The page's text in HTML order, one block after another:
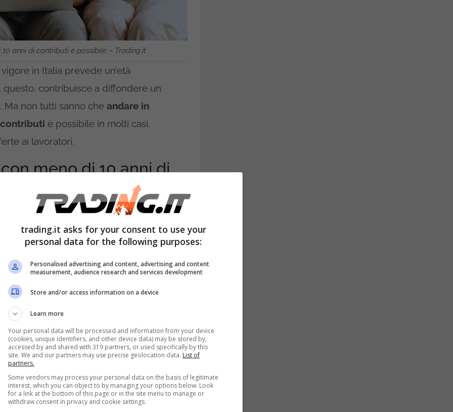
anni di contributi è possibile – Trading.it
in Italia prevede un’età
contribuisce a diffondere un
Ma non tutti sanno che andare in
è possibile in molti casi.
ai lavoratori.
meno di 10 anni di
della possibilità di poter andare in
di contributi maturati. Si tratta di una
politici eletti in Parlamento, per i quali
lotteria. Per i cittadini comuni, infatti,
trading.it asks for your consent to use your
personal data for the following purposes:
Personalised advertising and content, advertising and content
measurement, audience research and services development
Store and/or access information on a device
Learn more
Your personal data will be processed and information from your device
(cookies, unique identifiers, and other device data) may be stored by,
accessed by and shared with 319 partners, or used specifically by this
site. We and our partners may use precise geolocation data. List of
partners.
Some vendors may process your personal data on the basis of legitimate
interest, which you can object to by managing your options below. Look
for a link at the bottom of this page or in the site menu to manage or
withdraw consent in privacy and cookie settings.